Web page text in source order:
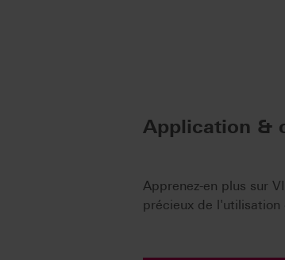
Application &
Apprenez-en plus sur
précieux de